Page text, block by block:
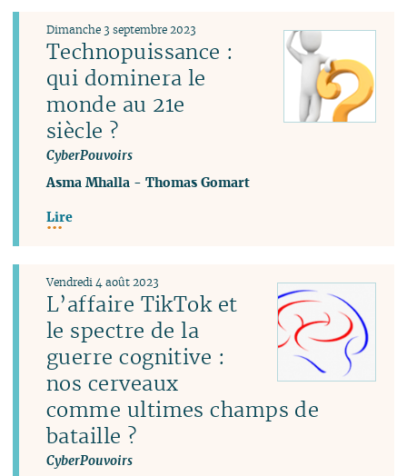
Technopuissance :
qui dominera le
monde au 21e
siècle ?
CyberPouvoirs
Dimanche 3 septembre 2023
Asma Mhalla -Thomas Gomart
Lire
L’affaire TikTok et
le spectre de la
guerre cognitive :
nos cerveaux
comme ultimes champs de
bataille ?
CyberPouvoirs
Vendredi 4 août 2023